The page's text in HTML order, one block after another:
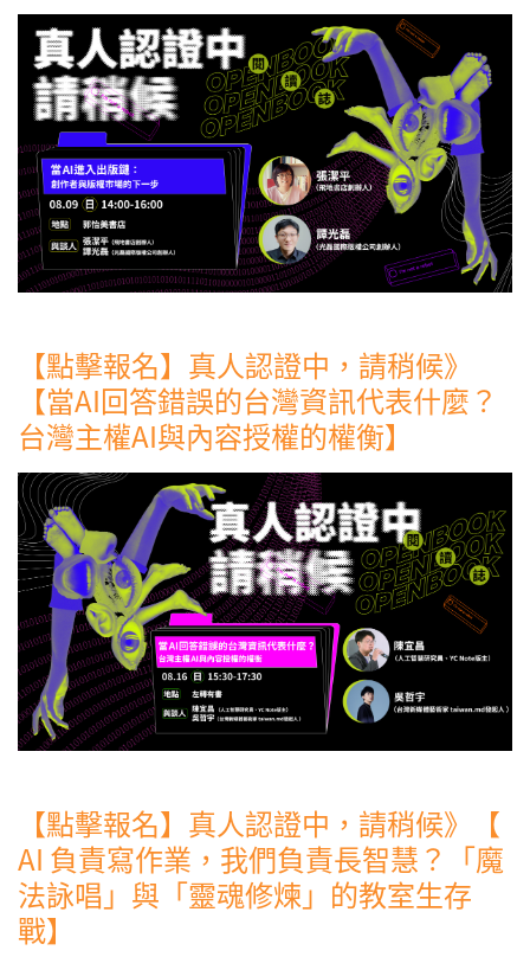
【點擊報名】真人認證中，請稍候》
【當AI回答錯誤的台灣資訊代表什麼？
台灣主權AI與內容授權的權衡】
【點擊報名】真人認證中，請稍候》【
AI 負責寫作業，我們負責長智慧？「魔
法詠唱」與「靈魂修煉」的教室生存
戰】